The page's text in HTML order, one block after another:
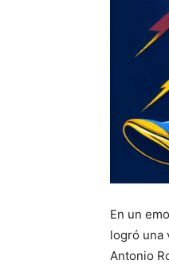
En un
logró una
Antonio